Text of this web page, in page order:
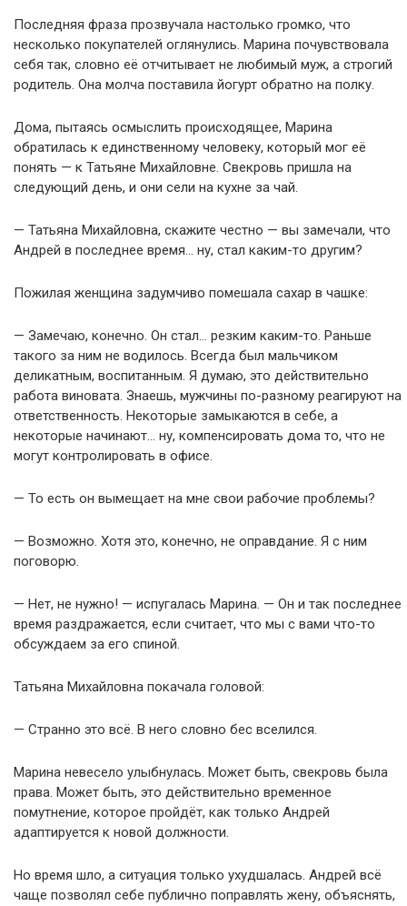
Последняя фраза прозвучала настолько громко, что
несколько покупателей оглянулись. Марина почувствовала
себя так, словно её отчитывает не любимый муж, а строгий
родитель. Она молча поставила йогурт обратно на полку.
Дома, пытаясь осмыслить происходящее, Марина
обратилась к единственному человеку, который мог её
понять — к Татьяне Михайловне. Свекровь пришла на
следующий день, и они сели на кухне за чай.
— Татьяна Михайловна, скажите честно — вы замечали, что
Андрей в последнее время… ну, стал каким-то другим?
Пожилая женщина задумчиво помешала сахар в чашке:
— Замечаю, конечно. Он стал… резким каким-то. Раньше
такого за ним не водилось. Всегда был мальчиком
деликатным, воспитанным. Я думаю, это действительно
работа виновата. Знаешь, мужчины по-разному реагируют на
ответственность. Некоторые замыкаются в себе, а
некоторые начинают… ну, компенсировать дома то, что не
могут контролировать в офисе.
— То есть он вымещает на мне свои рабочие проблемы?
— Возможно. Хотя это, конечно, не оправдание. Я с ним
поговорю.
— Нет, не нужно! — испугалась Марина. — Он и так последнее
время раздражается, если считает, что мы с вами что-то
обсуждаем за его спиной.
Татьяна Михайловна покачала головой:
— Странно это всё. В него словно бес вселился.
Марина невесело улыбнулась. Может быть, свекровь была
права. Может быть, это действительно временное
помутнение, которое пройдёт, как только Андрей
адаптируется к новой должности.
Но время шло, а ситуация только ухудшалась. Андрей всё
чаще позволял себе публично поправлять жену, объяснять,